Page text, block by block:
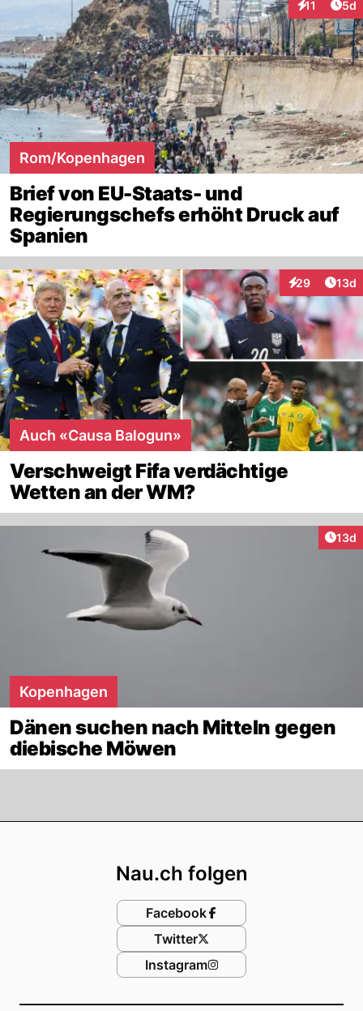
11 5d
Rom/Kopenhagen
Brief von EU-Staats- und
Regierungschefs erhöht Druck auf
Spanien
29
Interaktionen
13d
Auch «Causa Balogun»
Verschweigt Fifa verdächtige
Wetten an der WM?
13d
Kopenhagen
Dänen suchen nach Mitteln gegen
diebische Möwen
Nau.ch folgen
Facebook
Twitter
Instagram